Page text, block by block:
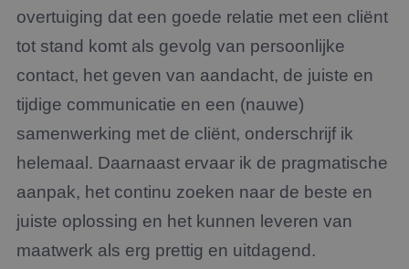
overtuiging dat een goede relatie met een cliënt
tot stand komt als gevolg van persoonlijke
contact, het geven van aandacht, de juiste en
tijdige communicatie en een (nauwe)
samenwerking met de cliënt, onderschrijf ik
helemaal. Daarnaast ervaar ik de pragmatische
aanpak, het continu zoeken naar de beste en
juiste oplossing en het kunnen leveren van
maatwerk als erg prettig en uitdagend.